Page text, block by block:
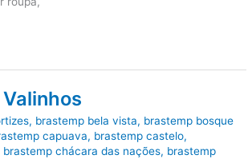
, brastemp bela vista, brastemp bosque
capuava, brastemp castelo,
brastemp chácara das nações, brastemp